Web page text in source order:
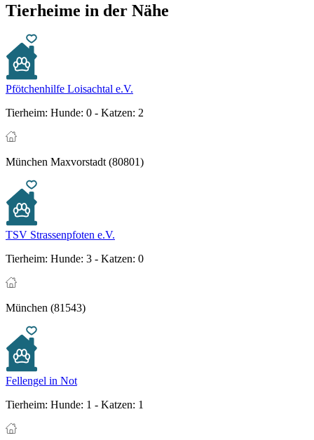
Tierheime in der Nähe
Pfötchenhilfe Loisachtal e.V.
Tierheim: Hunde: 0 - Katzen: 2
München Maxvorstadt (80801)
TSV Strassenpfoten e.V.
Tierheim: Hunde: 3 - Katzen: 0
München (81543)
Fellengel in Not
Tierheim: Hunde: 1 - Katzen: 1